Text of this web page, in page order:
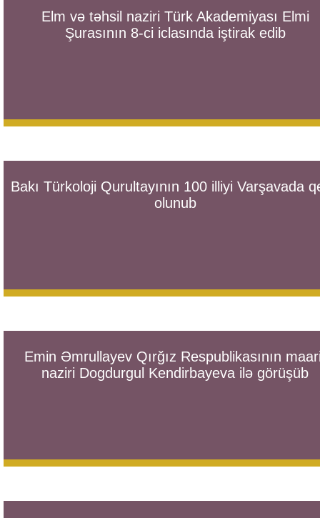
Elm və təhsil naziri Türk Akademiyası Elmi
Şurasının 8-ci iclasında iştirak edib
Bakı Türkoloji Qurultayının 100 illiyi Varşavada
olunub
Emin Əmrullayev Qırğız Respublikasının
naziri Dogdurgul Kendirbayeva ilə görüşüb